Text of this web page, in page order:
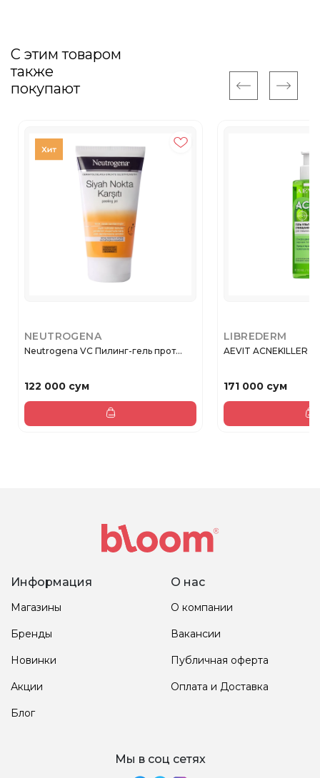
С этим товаром
также
покупают
NEUTROGENA
Neutrogena VC Пилинг-гель прот...
122 000 сум
LIBREDERM
AEVIT ACNEKILLER
171 000 сум
Информация
Магазины
Бренды
Новинки
Акции
Блог
О нас
О компании
Вакансии
Публичная оферта
Оплата и Доставка
Мы в соц сетях